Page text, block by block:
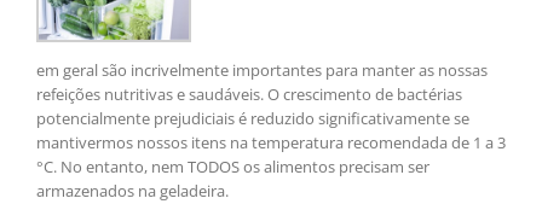
em geral são incrivelmente importantes para manter as nossas
refeições nutritivas e saudáveis. O crescimento de bactérias
potencialmente prejudiciais é reduzido significativamente se
mantivermos nossos itens na temperatura recomendada de 1 a 3
°C. No entanto, nem TODOS os alimentos precisam ser
armazenados na geladeira.